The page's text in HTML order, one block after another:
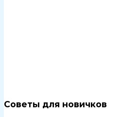
Советы для новичков